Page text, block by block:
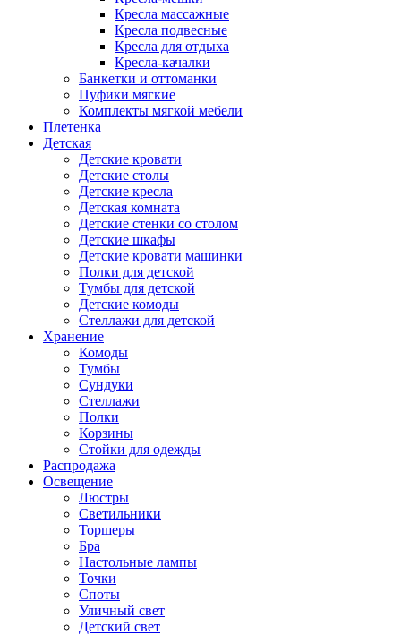
Кресла массажные
Кресла подвесные
Кресла для отдыха
Кресла-качалки
Банкетки и оттоманки
Пуфики мягкие
Комплекты мягкой мебели
Плетенка
Детская
Детские кровати
Детские столы
Детские кресла
Детская комната
Детские стенки со столом
Детские шкафы
Детские кровати машинки
Полки для детской
Тумбы для детской
Детские комоды
Стеллажи для детской
Хранение
Комоды
Тумбы
Сундуки
Стеллажи
Полки
Корзины
Стойки для одежды
Распродажа
Освещение
Люстры
Светильники
Торшеры
Бра
Настольные лампы
Точки
Споты
Уличный свет
Детский свет